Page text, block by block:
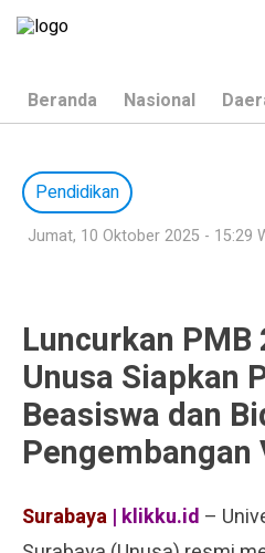
Beranda Nasional
Pendidikan
Jumat, 10 Oktober 2025 - 15:29
Luncurkan
Unusa Siapkan
Beasiswa dan
Surabaya | klikku.id –